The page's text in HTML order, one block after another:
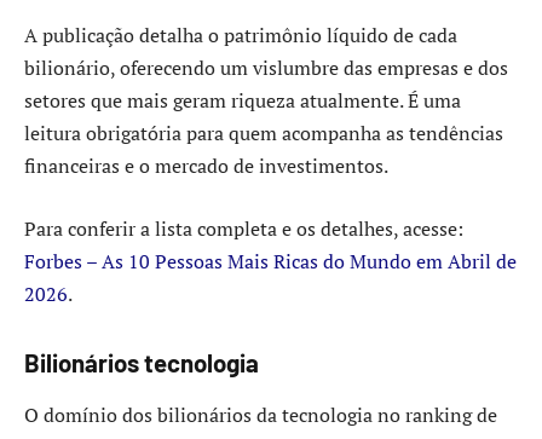
A publicação detalha o patrimônio líquido de cada
bilionário, oferecendo um vislumbre das empresas e dos
setores que mais geram riqueza atualmente. É uma
leitura obrigatória para quem acompanha as tendências
financeiras e o mercado de investimentos.
Para conferir a lista completa e os detalhes, acesse:
Forbes – As 10 Pessoas Mais Ricas do Mundo em Abril de
2026.
Bilionários tecnologia
O domínio dos bilionários da tecnologia no ranking de